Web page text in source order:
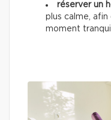
réserver un
plus calme, afin
moment